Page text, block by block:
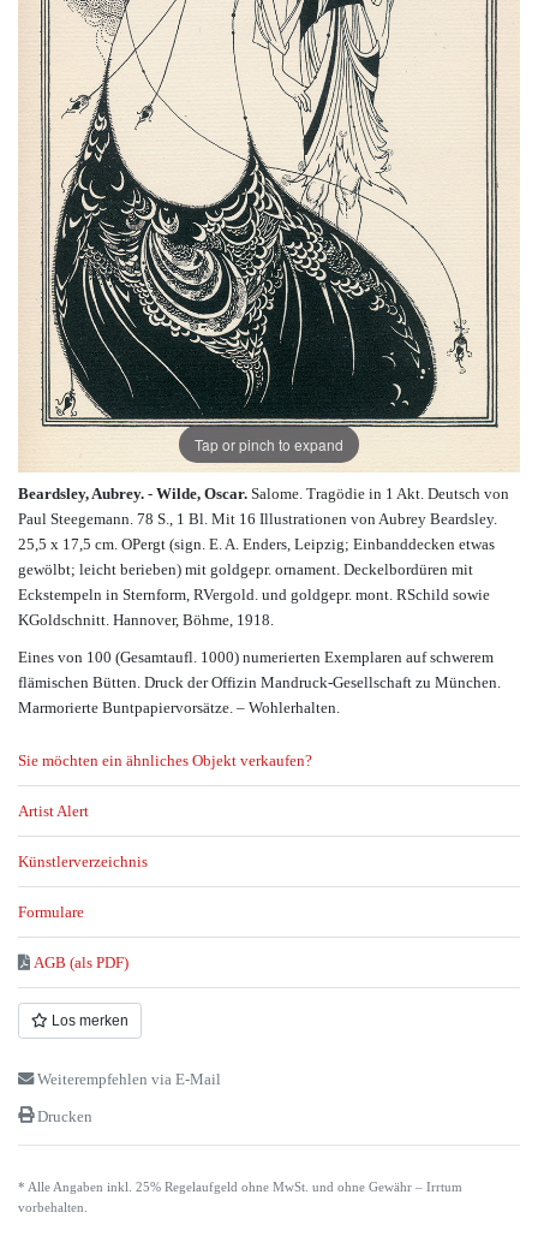
Tap or pinch to expand
Beardsley, Aubrey. - Wilde, Oscar. Salome. Tragödie in 1 Akt. Deutsch von
Paul Steegemann. 78 S., 1 Bl. Mit 16 Illustrationen von Aubrey Beardsley.
25,5 x 17,5 cm. OPergt (sign. E. A. Enders, Leipzig; Einbanddecken etwas
gewölbt; leicht berieben) mit goldgepr. ornament. Deckelbordüren mit
Eckstempeln in Sternform, RVergold. und goldgepr. mont. RSchild sowie
KGoldschnitt. Hannover, Böhme, 1918.
Eines von 100 (Gesamtaufl. 1000) numerierten Exemplaren auf schwerem
flämischen Bütten. Druck der Offizin Mandruck-Gesellschaft zu München.
Marmorierte Buntpapiervorsätze. – Wohlerhalten.
Sie möchten ein ähnliches Objekt verkaufen?
Artist Alert
Künstlerverzeichnis
Formulare
AGB (als PDF)
Los merken
Weiterempfehlen via E-Mail
Drucken
* Alle Angaben inkl. 25% Regelaufgeld ohne MwSt. und ohne Gewähr – Irrtum
vorbehalten.